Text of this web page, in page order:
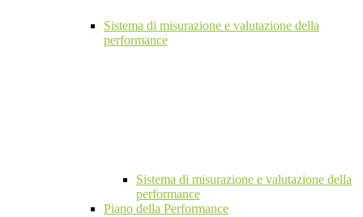
Sistema di misurazione e valutazione della
performance
Sistema di misurazione e valutazione della
performance
Piano della Performance